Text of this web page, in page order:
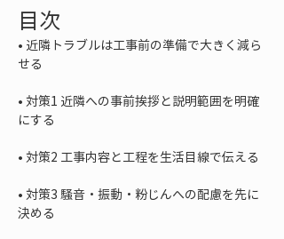
目次
• 近隣トラブルは工事前の準備で大きく減ら
• 対策1 近隣への事前挨拶と説明範囲を明確
•
• 対策3 騒音・振動・粉じんへの配慮を先に